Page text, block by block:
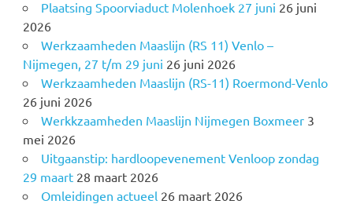
Plaatsing Spoorviaduct Molenhoek 27 juni 26 juni
2026
Werkzaamheden Maaslijn (RS 11) Venlo –
Nijmegen, 27 t/m 29 juni 26 juni 2026
Werkzaamheden Maaslijn (RS-11) Roermond-Venlo
26 juni 2026
Werkkzaamheden Maaslijn Nijmegen Boxmeer 3
mei 2026
Uitgaanstip: hardloopevenement Venloop zondag
29 maart 28 maart 2026
Omleidingen actueel 26 maart 2026